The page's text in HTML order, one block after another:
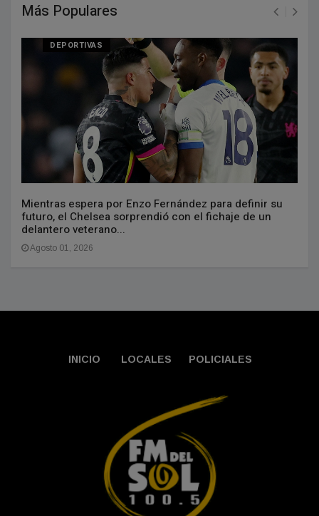
Más Populares
DEPORTIVAS
Mientras espera por Enzo Fernández para definir su
futuro, el Chelsea sorprendió con el fichaje de un
delantero veterano...
Agosto 01, 2026
INICIO LOCALES POLICIALES